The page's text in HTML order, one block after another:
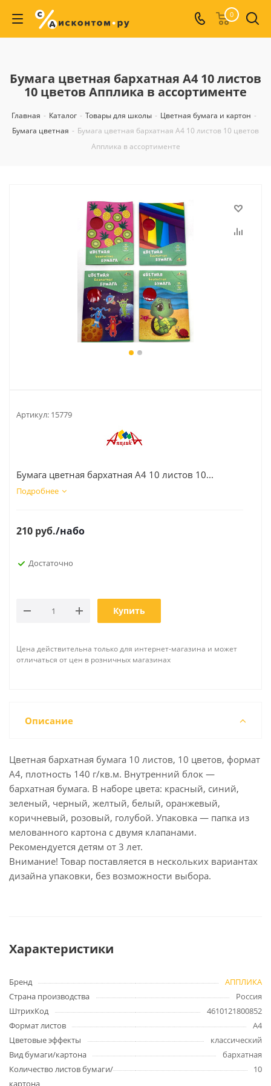
0
Бумага цветная бархатная А4 10 листов
10 цветов Апплика в ассортименте
Главная - Каталог - Товары для школы - Цветная бумага и картон -
Бумага цветная - Бумага цветная бархатная А4 10 листов 10 цветов
Апплика в ассортименте
Артикул: 15779
Бумага цветная бархатная А4 10 листов 10...
Подробнее
210 руб./набо
Достаточно
Купить
Цена действительна только для интернет-магазина и может
отличаться от цен в розничных магазинах
Описание
Цветная бархатная бумага 10 листов, 10 цветов, формат
А4, плотность 140 г/кв.м. Внутренний блок —
бархатная бумага. В наборе цвета: красный, синий,
зеленый, черный, желтый, белый, оранжевый,
коричневый, розовый, голубой. Упаковка — папка из
мелованного картона с двумя клапанами.
Рекомендуется детям от 3 лет.
Внимание! Товар поставляется в нескольких вариантах
дизайна упаковки, без возможности выбора.
Характеристики
Бренд
АППЛИКА
Страна производства
Россия
ШтрихКод
4610121800852
Формат листов
А4
Цветовые эффекты
классический
Вид бумаги/картона
бархатная
Количество листов бумаги/
картона
10